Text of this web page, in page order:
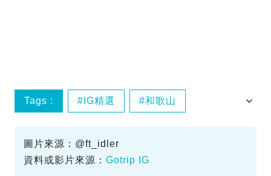
Tags : IG精選 和歌山
圖片來源：@ft_idler
資料或影片來源： Gotrip IG